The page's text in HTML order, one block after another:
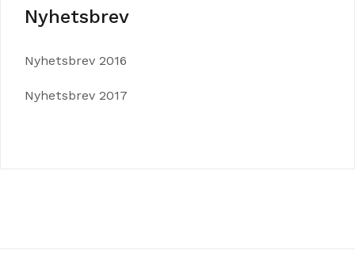
Nyhetsbrev
Nyhetsbrev 2016
Nyhetsbrev 2017